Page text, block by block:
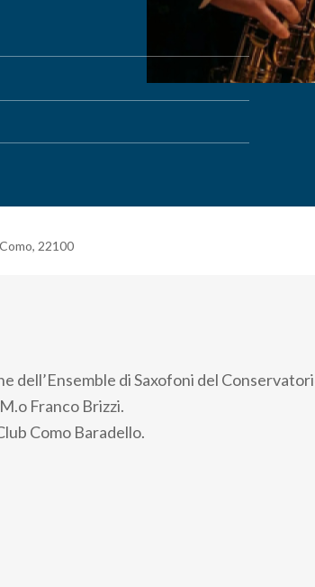
, 22100
dell’Ensemble di Saxofoni del
Franco Brizzi.
Como Baradello.